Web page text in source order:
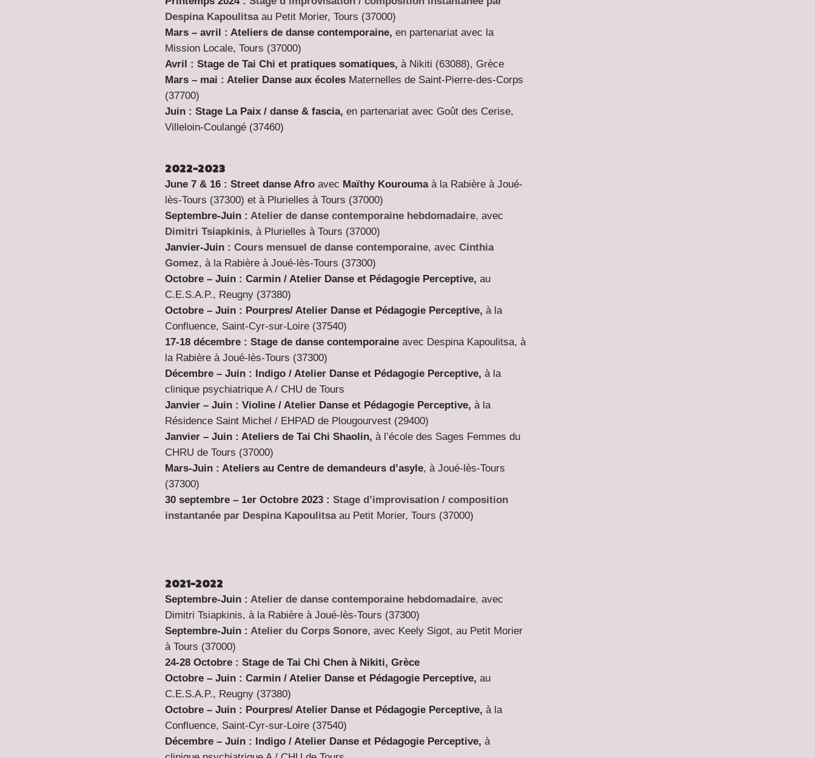
Despina Kapoulitsaau Petit Morier, Tours (37000)
Mars – avril : Ateliers de danse contemporaine, en partenariat avec la
Mission Locale, Tours (37000)
Avril : Stage de Tai Chi et pratiques somatiques, à Nikiti (63088), Grèce
Mars – mai : Atelier Danse aux écoles Maternelles de Saint-Pierre-des-Corps
(37700)
Juin : Stage La Paix / danse & fascia, en partenariat avec Goût des Cerise,
Villeloin-Coulangé (37460)
2022-2023
June 7 & 16 : Street danse Afro avec Maïthy Kourouma à la Rabière à Joué-
lès-Tours (37300) et à Plurielles à Tours (37000)
Septembre-Juin : Atelier de danse contemporaine hebdomadaire, avec
Dimitri Tsiapkinis, à Plurielles à Tours (37000)
Janvier-Juin : Cours mensuel de danse contemporaine, avec Cinthia
Gomez, à la Rabière à Joué-lès-Tours (37300)
Octobre – Juin : Carmin / Atelier Danse et Pédagogie Perceptive, au
C.E.S.A.P., Reugny (37380)
Octobre – Juin : Pourpres/ Atelier Danse et Pédagogie Perceptive, à la
Confluence, Saint-Cyr-sur-Loire (37540)
17-18 décembre : Stage de danse contemporaine avec Despina Kapoulitsa, à
la Rabière à Joué-lès-Tours (37300)
Décembre – Juin : Indigo / Atelier Danse et Pédagogie Perceptive, à la
clinique psychiatrique A / CHU de Tours
Janvier – Juin : Violine / Atelier Danse et Pédagogie Perceptive, à la
Résidence Saint Michel / EHPAD de Plougourvest (29400)
Janvier – Juin : Ateliers de Tai Chi Shaolin, à l’école des Sages Femmes du
CHRU de Tours (37000)
Mars-Juin : Ateliers au Centre de demandeurs d’asyle, à Joué-lès-Tours
(37300)
30 septembre – 1er Octobre 2023 : Stage d’improvisation / composition
instantanée par Despina Kapoulitsaau Petit Morier, Tours (37000)
2021-2022
Septembre-Juin : Atelier de danse contemporaine hebdomadaire, avec
Dimitri Tsiapkinis, à la Rabière à Joué-lès-Tours (37300)
Septembre-Juin : Atelier du Corps Sonore, avec Keely Sigot, au Petit Morier
à Tours (37000)
24-28 Octobre : Stage de Tai Chi Chen à Nikiti, Grèce
Octobre – Juin : Carmin / Atelier Danse et Pédagogie Perceptive, au
C.E.S.A.P., Reugny (37380)
Octobre – Juin : Pourpres/ Atelier Danse et Pédagogie Perceptive, à la
Confluence, Saint-Cyr-sur-Loire (37540)
Décembre – Juin : Indigo / Atelier Danse et Pédagogie Perceptive, à